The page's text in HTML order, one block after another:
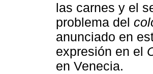
las carnes y el
problema del
anunciado en
expresión en el
en Venecia.